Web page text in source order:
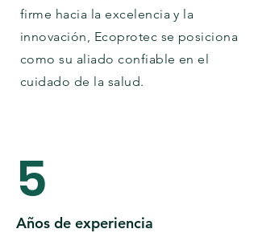
firme hacia la excelencia y la
innovación, Ecoprotec se posiciona
como su aliado confiable en el
cuidado de la salud.
5
Años de experiencia